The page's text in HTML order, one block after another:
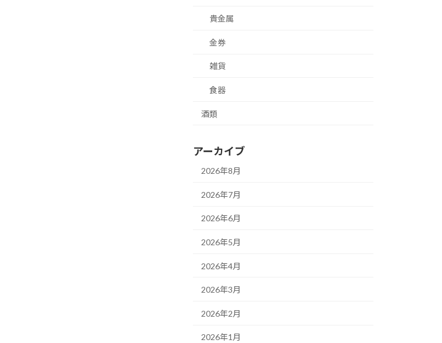
貴金属
金券
雑貨
食器
酒類
アーカイブ
2026年8月
2026年7月
2026年6月
2026年5月
2026年4月
2026年3月
2026年2月
2026年1月